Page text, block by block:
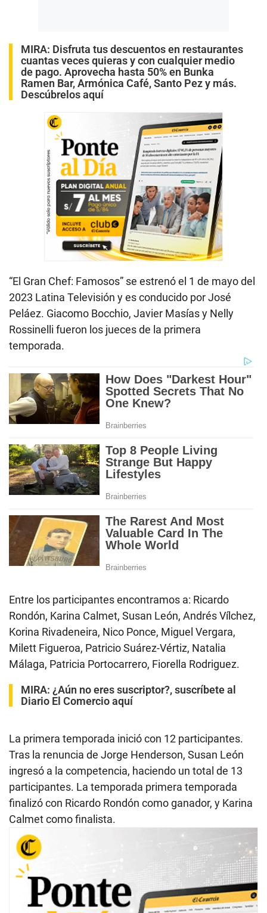
MIRA: Disfruta tus descuentos en restaurantes
cuantas veces quieras y con cualquier medio
de pago. Aprovecha hasta 50% en Bunka
Ramen Bar, Armónica Café, Santo Pez y más.
Descúbrelos aquí
“El Gran Chef: Famosos” se estrenó el 1 de mayo del
2023 Latina Televisión y es conducido por José
Peláez. Giacomo Bocchio, Javier Masías y Nelly
Rossinelli fueron los jueces de la primera
temporada.
Entre los participantes encontramos a: Ricardo
Rondón, Karina Calmet, Susan León, Andrés Vílchez,
Korina Rivadeneira, Nico Ponce, Miguel Vergara,
Milett Figueroa, Patricio Suárez-Vértiz, Natalia
Málaga, Patricia Portocarrero, Fiorella Rodriguez.
MIRA: ¿Aún no eres suscriptor?, suscríbete al
Diario El Comercio aquí
La primera temporada inició con 12 participantes.
Tras la renuncia de Jorge Henderson, Susan León
ingresó a la competencia, haciendo un total de 13
participantes. La temporada primera temporada
finalizó con Ricardo Rondón como ganador, y Karina
Calmet como finalista.